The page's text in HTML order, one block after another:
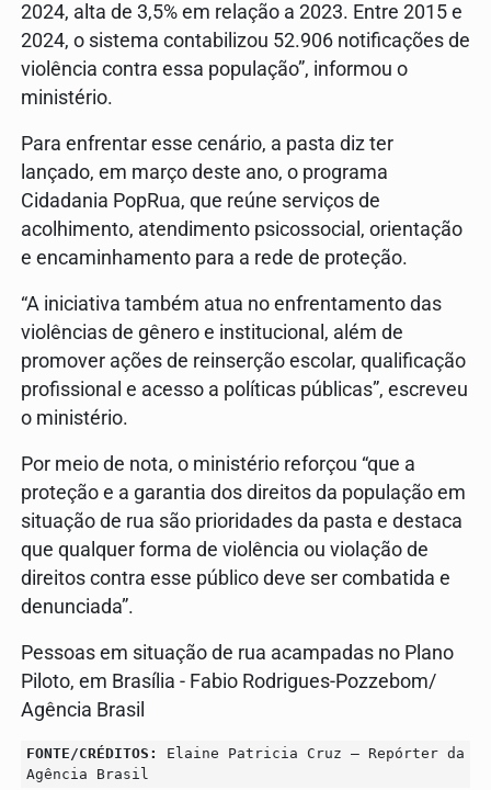
2024, alta de 3,5% em relação a 2023. Entre 2015 e
2024, o sistema contabilizou 52.906 notificações de
violência contra essa população”, informou o
ministério.
Para enfrentar esse cenário, a pasta diz ter
lançado, em março deste ano, o programa
Cidadania PopRua, que reúne serviços de
acolhimento, atendimento psicossocial, orientação
e encaminhamento para a rede de proteção.
“A iniciativa também atua no enfrentamento das
violências de gênero e institucional, além de
promover ações de reinserção escolar, qualificação
profissional e acesso a políticas públicas”, escreveu
o ministério.
Por meio de nota, o ministério reforçou “que a
proteção e a garantia dos direitos da população em
situação de rua são prioridades da pasta e destaca
que qualquer forma de violência ou violação de
direitos contra esse público deve ser combatida e
denunciada”.
Pessoas em situação de rua acampadas no Plano
Piloto, em Brasília - Fabio Rodrigues-Pozzebom/
Agência Brasil
FONTE/CRÉDITOS:
Elaine Patricia Cruz – Repórter da
Agência Brasil